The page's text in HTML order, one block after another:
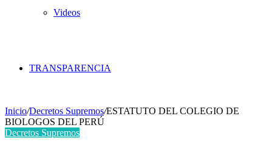
Videos
TRANSPARENCIA
Inicio/Decretos Supremos/ESTATUTO DEL COLEGIO DE
BIOLOGOS DEL PERÚ
Decretos Supremos